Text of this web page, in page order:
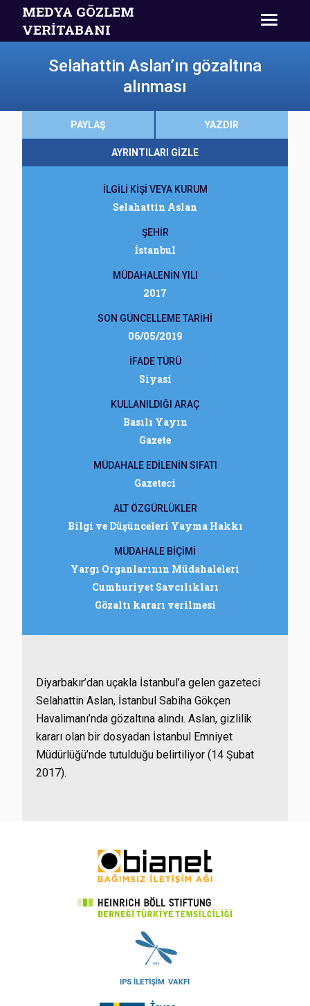
MEDYA GÖZLEM
VERİTABANI
Selahattin Aslan’ın gözaltına
alınması
PAYLAŞ YAZDIR
AYRINTILARI GİZLE
İLGİLİ KİŞİ VEYA KURUM
Selahattin Aslan
ŞEHİR
İstanbul
MÜDAHALENİN YILI
2017
SON GÜNCELLEME TARİHİ
06/05/2019
İFADE TÜRÜ
Siyasi
KULLANILDIĞI ARAÇ
Basılı Yayın
Gazete
MÜDAHALE EDİLENİN SIFATI
Gazeteci
ALT ÖZGÜRLÜKLER
Bilgi ve Düşünceleri Yayma Hakkı
MÜDAHALE BİÇİMİ
Yargı Organlarının Müdahaleleri
Cumhuriyet Savcılıkları
Gözaltı kararı verilmesi
Diyarbakır’dan uçakla İstanbul’a gelen gazeteci
Selahattin Aslan, İstanbul Sabiha Gökçen
Havalimanı’nda gözaltına alındı. Aslan, gizlilik
kararı olan bir dosyadan İstanbul Emniyet
Müdürlüğü’nde tutulduğu belirtiliyor (14 Şubat
2017).